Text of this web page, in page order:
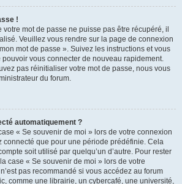
!
mot de passe ne puisse pas être récupéré, il
Veuillez vous rendre sur la page de connexion
mot de passe ». Suivez les instructions et vous
vous connecter de nouveau rapidement.
pas réinitialiser votre mot de passe, nous vous
du forum.
automatiquement ?
« Se souvenir de moi » lors de votre connexion
connecté que pour une période prédéfinie. Cela
soit utilisé par quelqu’un d’autre. Pour rester
case « Se souvenir de moi » lors de votre
pas recommandé si vous accédez au forum
comme une librairie, un cybercafé, une université,